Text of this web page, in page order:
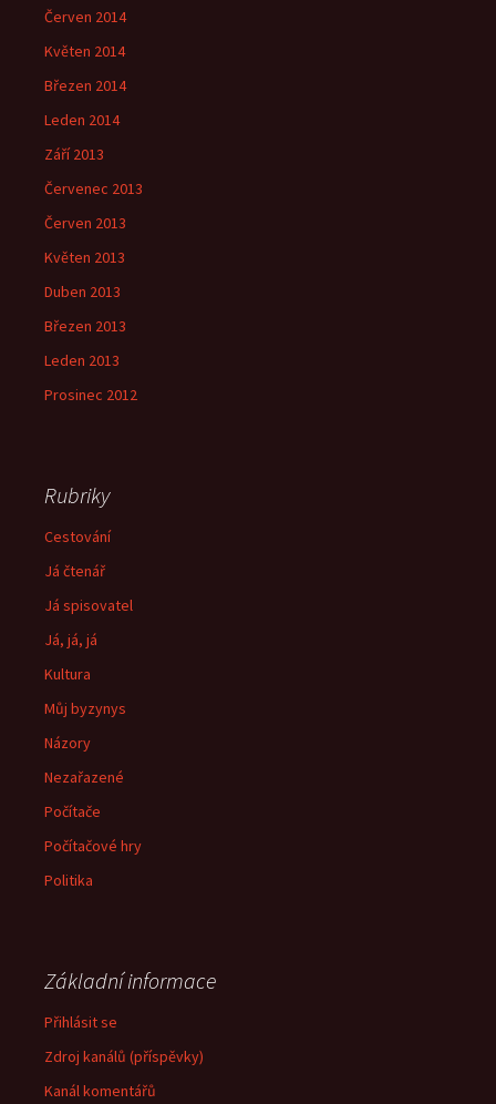
Červen 2014
Květen 2014
Březen 2014
Leden 2014
Září 2013
Červenec 2013
Červen 2013
Květen 2013
Duben 2013
Březen 2013
Leden 2013
Prosinec 2012
Rubriky
Cestování
Já čtenář
Já spisovatel
Já, já, já
Kultura
Můj byzynys
Názory
Nezařazené
Počítače
Počítačové hry
Politika
Základní informace
Přihlásit se
Zdroj kanálů (příspěvky)
Kanál komentářů